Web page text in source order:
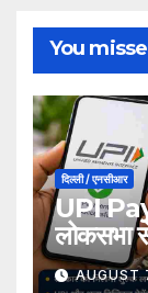
You
दिल्ली / एनसीआर
UPI
लोकसभा
भुगतान